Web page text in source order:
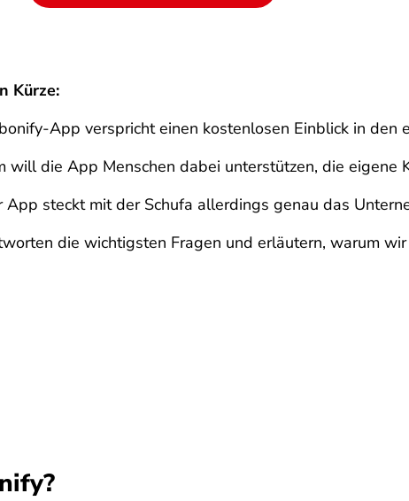
Kürze:
App verspricht einen kostenlosen Einblick in den
will die App Menschen dabei unterstützen, die eigene
App steckt mit der Schufa allerdings genau das
die wichtigsten Fragen und erläutern, warum wir